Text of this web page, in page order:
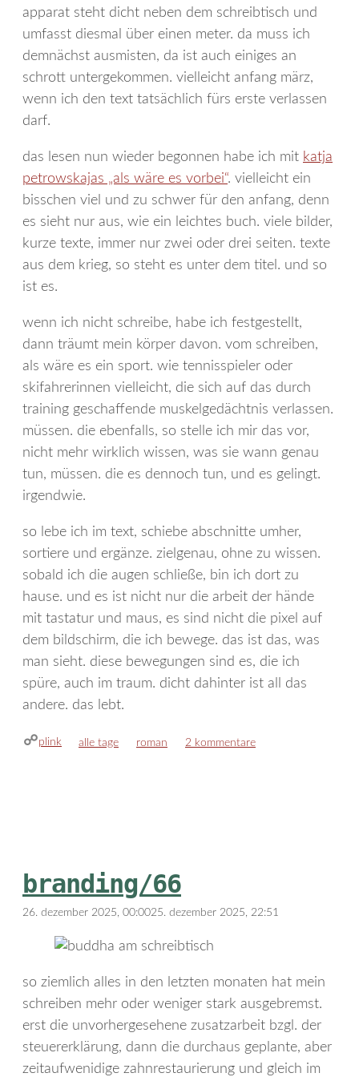
apparat steht dicht neben dem schreibtisch und
umfasst diesmal über einen meter. da muss ich
demnächst ausmisten, da ist auch einiges an
schrott untergekommen. vielleicht anfang märz,
wenn ich den text tatsächlich fürs erste verlassen
darf.
das lesen nun wieder begonnen habe ich mit katja
petrowskajas „als wäre es vorbei“. vielleicht ein
bisschen viel und zu schwer für den anfang, denn
es sieht nur aus, wie ein leichtes buch. viele bilder,
kurze texte, immer nur zwei oder drei seiten. texte
aus dem krieg, so steht es unter dem titel. und so
ist es.
wenn ich nicht schreibe, habe ich festgestellt,
dann träumt mein körper davon. vom schreiben,
als wäre es ein sport. wie tennisspieler oder
skifahrerinnen vielleicht, die sich auf das durch
training geschaffende muskelgedächtnis verlassen.
müssen. die ebenfalls, so stelle ich mir das vor,
nicht mehr wirklich wissen, was sie wann genau
tun, müssen. die es dennoch tun, und es gelingt.
irgendwie.
so lebe ich im text, schiebe abschnitte umher,
sortiere und ergänze. zielgenau, ohne zu wissen.
sobald ich die augen schließe, bin ich dort zu
hause. und es ist nicht nur die arbeit der hände
mit tastatur und maus, es sind nicht die pixel auf
dem bildschirm, die ich bewege. das ist das, was
man sieht. diese bewegungen sind es, die ich
spüre, auch im traum. dicht dahinter ist all das
andere. das lebt.
plink kategorien
alle tage schlagwörter
roman 2 kommentare
branding/66
26. dezember 2025, 00:0025. dezember 2025, 22:51
so ziemlich alles in den letzten monaten hat mein
schreiben mehr oder weniger stark ausgebremst.
erst die unvorhergesehene zusatzarbeit bzgl. der
steuererklärung, dann die durchaus geplante, aber
zeitaufwenidige zahnrestaurierung und gleich im